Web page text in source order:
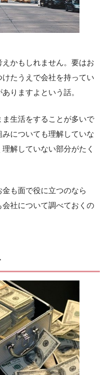
かもしれません。要はお
たうえで会社を持ってい
りますよという話。
生活をすることが多いで
についても理解していな
解していない部分がたく
も面で役に立つのなら
社について調べておくの